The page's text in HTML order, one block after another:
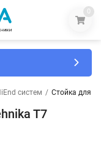
0
систем / Стойка для
T7